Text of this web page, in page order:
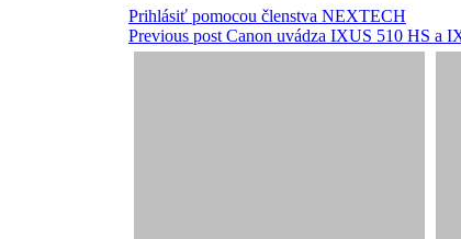
Prihlásiť pomocou členstva NEXTECH
Previous post Canon uvádza IXUS 510 HS a